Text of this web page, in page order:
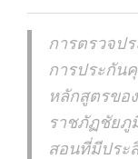
การตรวจป
การประกั
หลักสูตรขอ
ราชภัฏชัย
สอนที่มีประ